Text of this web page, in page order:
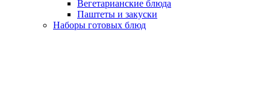
Вегетарианские блюда
Паштеты и закуски
Наборы готовых блюд